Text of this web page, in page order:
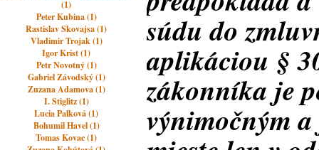
(1)
Peter Kubina (1)
Rastislav Skovajsa (1)
Vladimir Trojak (1)
Igor Krist (1)
Petr Novotný (1)
Gabriel Závodský (1)
Zuzana Adamova (1)
I. Stiglitz (1)
Lucia Palková (1)
Bohumil Havel (1)
Tomas Kovac (1)
súdu do
aplikáciou §
zákonníka je
výnimočným